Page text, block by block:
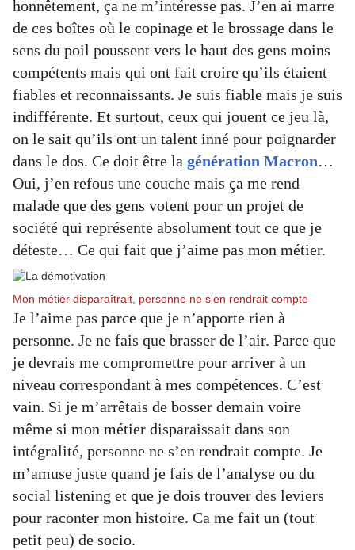
honnêtement, ça ne m’intéresse pas. J’en ai marre
de ces boîtes où le copinage et le brossage dans le
sens du poil poussent vers le haut des gens moins
compétents mais qui ont fait croire qu’ils étaient
fiables et reconnaissants. Je suis fiable mais je suis
indifférente. Et surtout, ceux qui jouent ce jeu là,
on le sait qu’ils ont un talent inné pour poignarder
dans le dos. Ce doit être la génération Macron…
Oui, j’en refous une couche mais ça me rend
malade que des gens votent pour un projet de
société qui représente absolument tout ce que je
déteste… Ce qui fait que j’aime pas mon métier.
Mon métier disparaîtrait, personne ne s'en rendrait compte
Je l’aime pas parce que je n’apporte rien à
personne. Je ne fais que brasser de l’air. Parce que
je devrais me compromettre pour arriver à un
niveau correspondant à mes compétences. C’est
vain. Si je m’arrêtais de bosser demain voire
même si mon métier disparaissait dans son
intégralité, personne ne s’en rendrait compte. Je
m’amuse juste quand je fais de l’analyse ou du
social listening et que je dois trouver des leviers
pour raconter mon histoire. Ca me fait un (tout
petit peu) de socio.